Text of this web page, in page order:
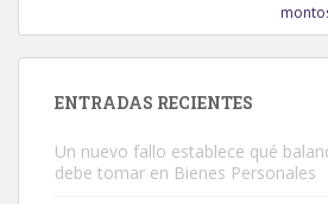
ENTRADAS RECIENTES
Un nuevo fallo establece qué
debe tomar en Bienes Personales